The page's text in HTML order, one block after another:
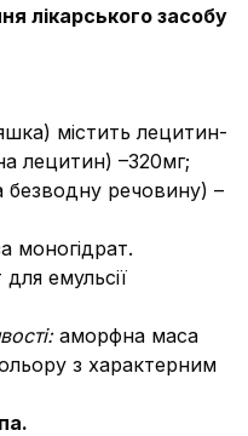
лікарського засобу
містить лецитин-
лецитин) –320мг;
безводну речовину) –
моногідрат.
для емульсії
аморфна маса
з характерним